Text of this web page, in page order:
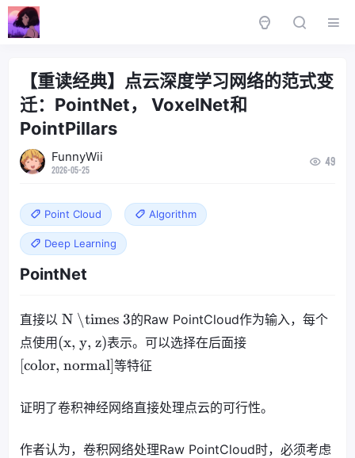
【重读经典】点云深度学习网络的范式变
迁：PointNet， VoxelNet和
PointPillars
FunnyWii
2026-05-25
49
Point Cloud Algorithm
Deep Learning
PointNet
直接以 N \times 3的Raw PointCloud作为输入，每个
点使用 (x, y, z)表示。可以选择在后面接
[color, normal]等特征
证明了卷积神经网络直接处理点云的可行性。
作者认为，卷积网络处理Raw PointCloud时，必须考虑